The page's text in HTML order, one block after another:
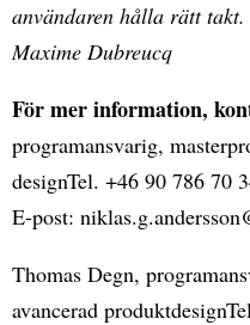
användaren hålla rätt
Maxime Dubreucq
För mer information,
programansvarig,
designTel. +46 90 786 70
E-post:
Thomas Degn,
avancerad